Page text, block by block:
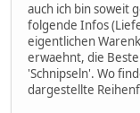
auch ich bin soweit
folgende Infos
eigentlichen
erwaehnt, die
'Schnipseln'. Wo
dargestellte